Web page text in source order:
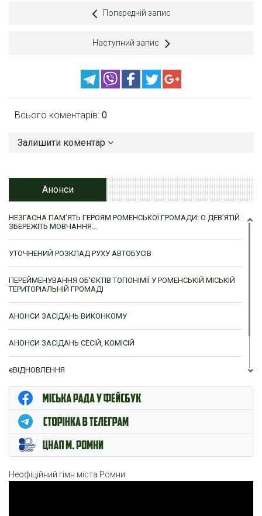
Попередній запис
Наступний запис
Всього коментарів: 0
Залишити коментар
Анонси
НЕЗГАСНА ПАМ’ЯТЬ ГЕРОЯМ РОМЕНСЬКОЇ ГРОМАДИ: О ДЕВ’ЯТІЙ
ЗБЕРЕЖІТЬ МОВЧАННЯ…
УТОЧНЕНИЙ РОЗКЛАД РУХУ АВТОБУСІВ
ПЕРЕЙМЕНУВАННЯ ОБ’ЄКТІВ ТОПОНІМІЇ У РОМЕНСЬКІЙ МІСЬКІЙ
ТЕРИТОРІАЛЬНІЙ ГРОМАДІ
АНОНСИ ЗАСІДАНЬ ВИКОНКОМУ
АНОНСИ ЗАСІДАНЬ СЕСІЙ, КОМІСІЙ
єВІДНОВЛЕННЯ
ЦНАП м. Ромни
Неофіційний гімн міста Ромни